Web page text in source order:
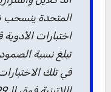
اختبارات الأدوية
تبلغ نسبة
في تلك